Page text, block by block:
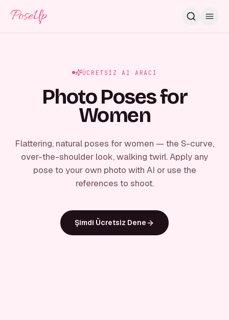
PoseUp
ÜCRETSIZ AI ARACI
Photo Poses for
Women
Flattering, natural poses for women — the S-curve,
over-the-shoulder look, walking twirl. Apply any
pose to your own photo with AI or use the
references to shoot.
Şimdi Ücretsiz Dene